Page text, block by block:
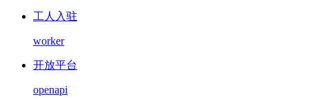
工人入驻
worker
开放平台
openapi